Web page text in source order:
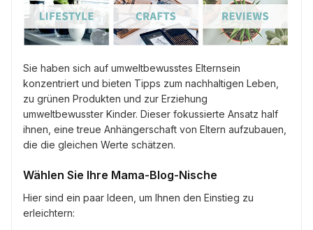
Sie haben sich auf umweltbewusstes Elternsein
konzentriert und bieten Tipps zum nachhaltigen Leben,
zu grünen Produkten und zur Erziehung
umweltbewusster Kinder. Dieser fokussierte Ansatz half
ihnen, eine treue Anhängerschaft von Eltern aufzubauen,
die die gleichen Werte schätzen.
Wählen Sie Ihre Mama-Blog-Nische
Hier sind ein paar Ideen, um Ihnen den Einstieg zu
erleichtern: